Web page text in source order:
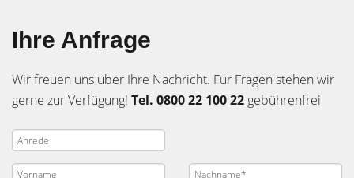
Ihre Anfrage
Wir freuen uns über Ihre Nachricht. Für Fragen stehen wir
gerne zur Verfügung! Tel. 0800 22 100 22 gebührenfrei